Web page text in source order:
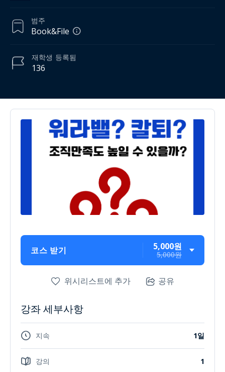
범주
Book&File
136
재학생 등록됨
코스 받기 5,000원
5,000원
위시리스트에 추가 공유
강좌 세부사항
지속 1일
강의 1